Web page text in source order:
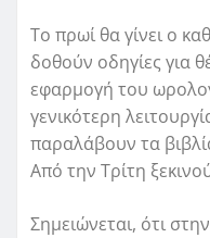
Το πρωί θα γίνει ο
δοθούν οδηγίες για
εφαρμογή του
γενικότερη
παραλάβουν τα
Από την Τρίτη
Σημειώνεται, ότι